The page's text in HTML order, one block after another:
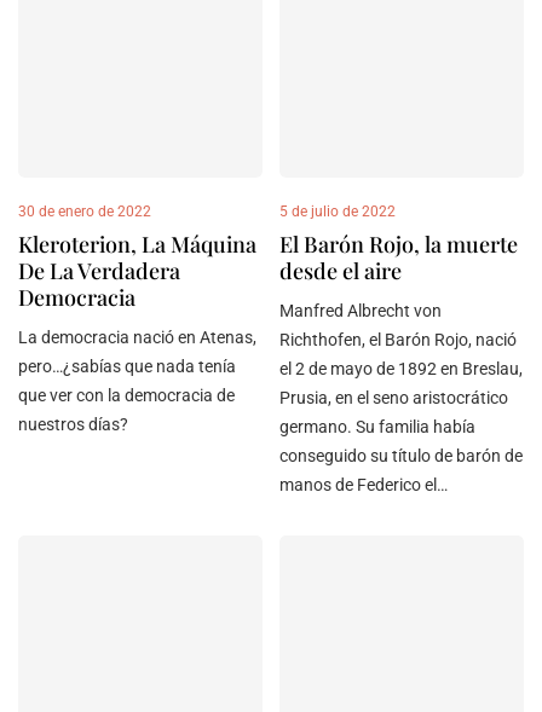
30 de enero de 2022
Kleroterion, La Máquina
De La Verdadera
Democracia
La democracia nació en Atenas,
pero…¿sabías que nada tenía
que ver con la democracia de
nuestros días?
5 de julio de 2022
El Barón Rojo, la muerte
desde el aire
Manfred Albrecht von
Richthofen, el Barón Rojo, nació
el 2 de mayo de 1892 en Breslau,
Prusia, en el seno aristocrático
germano. Su familia había
conseguido su título de barón de
manos de Federico el…